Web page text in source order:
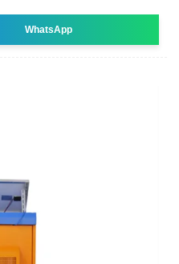
WhatsApp